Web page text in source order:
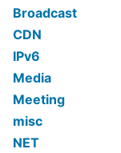
Broadcast
CDN
IPv6
Media
Meeting
misc
NET